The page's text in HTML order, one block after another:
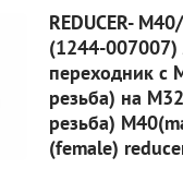
REDUCER-
(1244-
переходник с
резьба) на
резьба)
(female)